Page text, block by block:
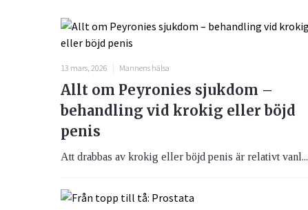
13 mars, 2026 Mannens hälsa
Allt om Peyronies sjukdom –
behandling vid krokig eller böjd
penis
Att drabbas av krokig eller böjd penis är relativt vanl...